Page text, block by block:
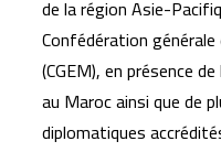
de la région Asie-
Confédération
(CGEM), en présence
au Maroc ainsi que de
diplomatiques